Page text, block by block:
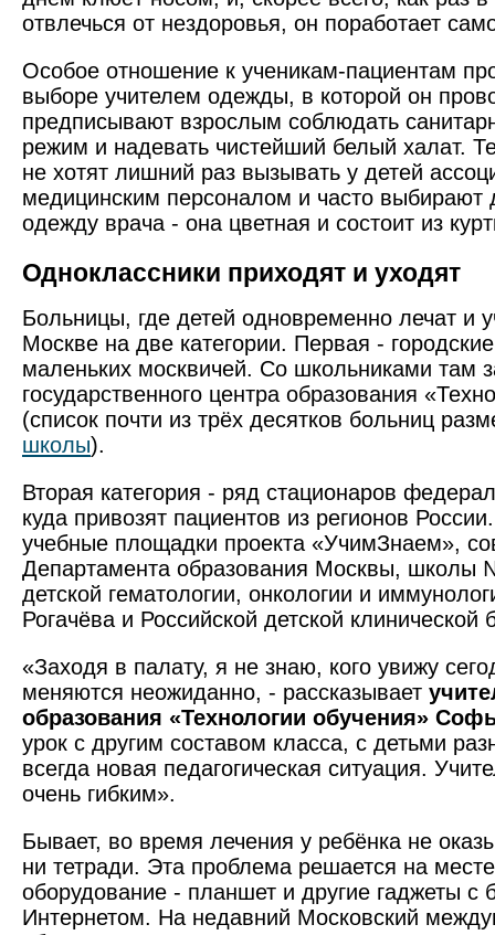
отвлечься от нездоровья, он поработает
Особое отношение к ученикам-пациентам
выборе учителем одежды, в которой он
предписывают взрослым соблюдать
режим и надевать чистейший белый халат.
не хотят лишний раз вызывать у детей
медицинским персоналом и часто
одежду врача - она цветная и состоит из
Одноклассники приходят и уходят
Больницы, где детей одновременно лечат и
Москве на две категории. Первая -
маленьких москвичей. Со школьниками там
государственного центра образования
(список почти из трёх десятков больниц
школы).
Вторая категория - ряд стационаров
куда привозят пациентов из регионов
учебные площадки проекта «УчимЗнаем»,
Департамента образования Москвы, школы
детской гематологии, онкологии и
Рогачёва и Российской детской клинической
«Заходя в палату, я не знаю, кого увижу
меняются неожиданно, - рассказывает
образования «Технологии обучения»
урок с другим составом класса, с деть­ми
всегда новая педагогическая ситуация.
очень гибким».
Бывает, во время лечения у ребёнка не
ни тетради. Эта проблема решается на
оборудование - планшет и другие гаджеты с
Интернетом. На недавний Московский